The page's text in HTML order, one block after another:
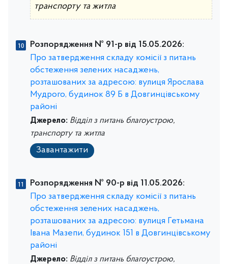
транспорту та житла
Розпорядження № 91-р від 15.05.2026:
Про затвердження складу комісії з питань
обстеження зелених насаджень,
розташованих за адресою: вулиця Ярослава
Мудрого, будинок 89 Б в Довгинцівському
районі
Джерело: Відділ з питань благоустрою,
транспорту та житла
Завантажити
Розпорядження № 90-р від 11.05.2026:
Про затвердження складу комісії з питань
обстеження зелених насаджень,
розташованих за адресою: вулиця Гетьмана
Івана Мазепи, будинок 151 в Довгинцівському
районі
Джерело: Відділ з питань благоустрою,